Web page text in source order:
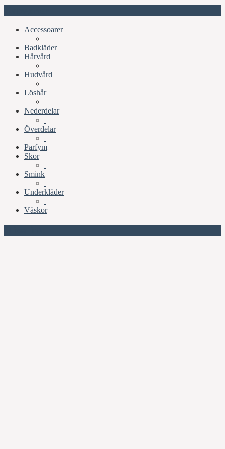
Accessoarer
Badkläder
Hårvård
Hudvård
Löshår
Nederdelar
Överdelar
Parfym
Skor
Smink
Underkläder
Väskor